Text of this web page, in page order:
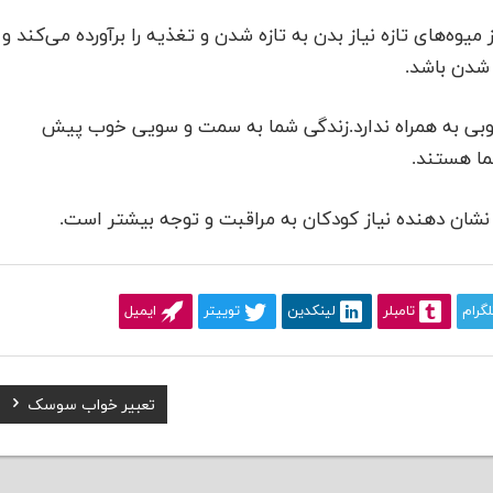
تازه نیاز بدن به تازه شدن و تغذیه را برآورده می‌کند و
شدن باشد.
به همراه ندارد.زندگی شما به سمت و سویی خوب پیش
هستند.
دهنده نیاز کودکان به مراقبت و توجه بیشتر است.
تامبلر لینکدین توییتر ایمیل
Next
Post:
تعبیر خواب سوسک